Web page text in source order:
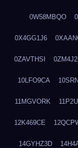
0W58MBQO
0X4GG1J6
0ZAVTHSI
10LFO9CA
11MGVORK
12K469CE
14GYHZ3D